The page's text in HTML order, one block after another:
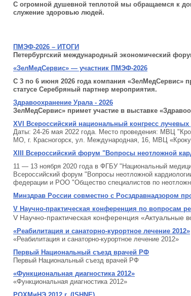
С огромной душевной теплотой мы обращаемся к
служение здоровью людей.
ПМЭФ-2026 – ИТОГИ
Петербургский международный экономический
«ЗелМедСервис» — участник ПМЭФ-2026
С 3 по 6 июня 2026 года компания «ЗелМедСервис»
статусе Серебряный партнер мероприятия.
Здравоохранение Урала - 2026
ЗелМедСервис» примет участие в выставке
XVI Всероссийский национальный конгресс лучевых
Даты: 24-26 мая 2022 года. Место проведения: МВЦ
МО, г. Красногорск, ул. Международная, 16, МВЦ
XIII Всероссийский форум "Вопросы неотложной
11 — 13 ноября 2020 года в ФГБУ "Национальный
Всероссийский форум "Вопросы неотложной
федерации и РОО "Общество специалистов по
Минздрав России совместно с Росздравнадзором
V Научно-практическая конференция по вопросам
V Научно-практическая конференция «Актуальные
«Реабилитация и санаторно-курортное лечение 2012»
«Реабилитация и санаторно-курортное лечение 2012»
Первый Национальный съезд врачей РФ
Первый Национальный съезд врачей РФ
«Функциональная диагностика 2012»
«Функциональная диагностика 2012»